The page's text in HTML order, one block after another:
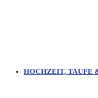
HOCHZEIT, TAUFE